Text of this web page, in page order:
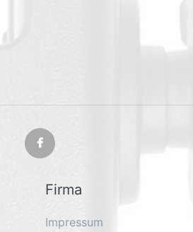
Firma
Impressum